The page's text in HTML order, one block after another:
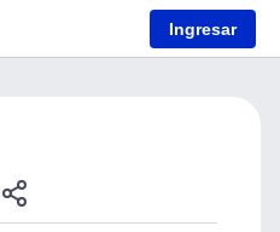
Ingresar